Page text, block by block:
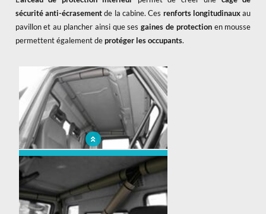
sécurité anti-écrasementde la cabine. Ces renforts longitudinauxau
pavillon et au plancher ainsi que sesgaines de protectionen mousse
permettent également deprotéger les occupants.
Arceau de protection intérieur - Iveco